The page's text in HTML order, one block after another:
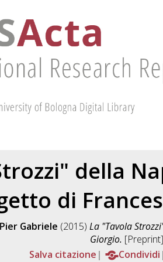
della
di
Gabriele (2015) La "Tavola
Giorgio. [Preprint]
Salva citazione
Condividi